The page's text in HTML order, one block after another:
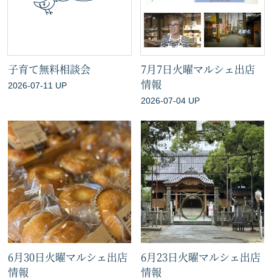
子育て無料相談会
2026-07-11 UP
7月7日火曜マルシェ出店
情報
2026-07-04 UP
6月30日火曜マルシェ出店
情報
6月23日火曜マルシェ出店
情報